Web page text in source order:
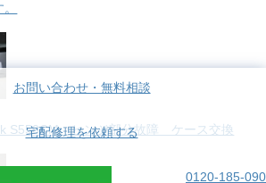
S550CM ヒンジ部分故障 ケース交換
お問い合わせ・無料相談
宅配修理を依頼する
0120-185-090